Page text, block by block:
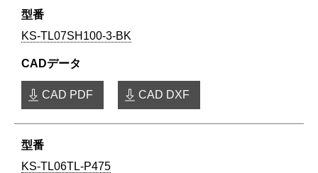
KS-TL07SH100-3-BK
CAD PDF CAD DXF
KS-TL06TL-P475